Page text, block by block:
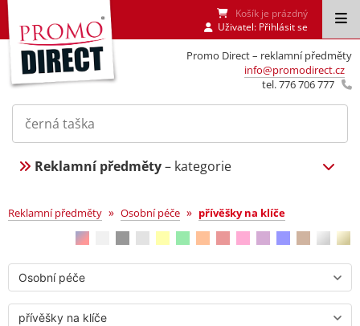
Promo Direct – reklamní předměty
info@promodirect.cz
tel. 776 706 777
Košík je prázdný
Uživatel: Přihlásit se
Reklamní předměty– kategorie
přívěšky na klíče
Reklamní předměty » Osobní péče » přívěšky na klíče